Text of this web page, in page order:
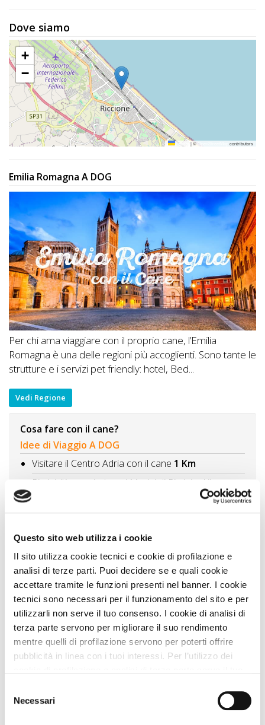
Questo sito web utilizza i cookie
Il sito utilizza cookie tecnici e cookie di profilazione e
analisi di terze parti. Puoi decidere se e quali cookie
accettare tramite le funzioni presenti nel banner. I cookie
tecnici sono necessari per il funzionamento del sito e per
utilizzarli non serve il tuo consenso. I cookie di analisi di
terza parte servono per migliorare il suo rendimento
mentre quelli di profilazione servono per poterti offrire
pubblicità in linea con i tuoi interessi. Per l’utilizzo dei
senza accettare” verranno installati solo i cookie tecnici.
Cliccando il pulsante “Accetta tutto” acconsenti all’utilizzo
delNecessari
Dove siamo
+
−
Leaflet |© contributors
Emilia Romagna A DOG
Per chi ama viaggiare con il proprio cane, l’Emilia
Romagna è una delle regioni più accoglienti. Sono tante le
strutture e i servizi pet friendly: hotel, Bed...
Vedi Regione
Cosa fare con il cane?
Idee di Viaggio A DOG
Visitare il Centro Adria con il cane 1 Km
Rimini, l’Acquario Leoni Marini di Rimini ed il
Alla scoperta del castello di Gradara con il cane11
Scopri l'Italia in Miniatura con il cane 14 Km
Vedi tutti
Itinerari A DOG
Rimini città ed entroterra9 Km
Itinerario culturale nelle Marche borghi storici e
naturale